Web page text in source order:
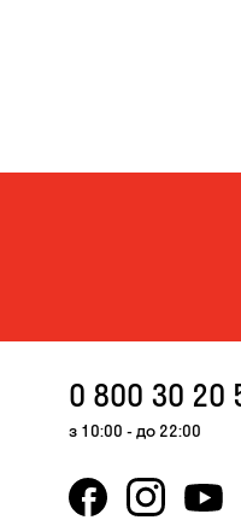
0 800 30 20
з 10:00 - до 22:00